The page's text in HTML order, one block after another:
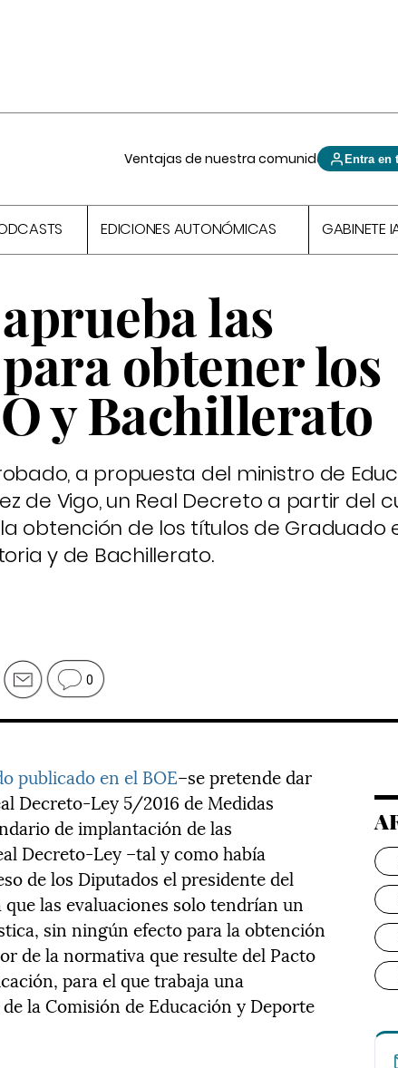
Ventajas de nuestra comunidad Entra en
EDICIONES AUTONÓMICAS GABINETE
las
obtener los
y Bachillerato
a propuesta del ministro de
de Vigo, un Real Decreto a partir del
obtención de los títulos de Graduado
y de Bachillerato.
0
publicado en el BOE–se pretende dar
Decreto-Ley 5/2016 de Medidas
de implantación de las
Decreto-Ley –tal y como había
de los Diputados el presidente del
las evaluaciones solo tendrían un
sin ningún efecto para la obtención
de la normativa que resulte del Pacto
para el que trabaja una
la Comisión de Educación y Deporte